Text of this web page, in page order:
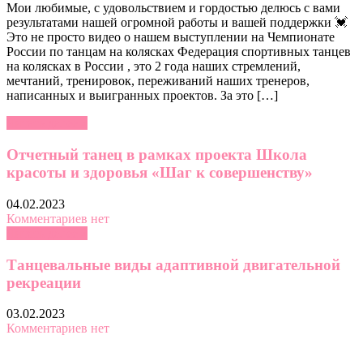
Мои любимые, с удовольствием и гордостью делюсь с вами
результатами нашей огромной работы и вашей поддержки 💓
Это не просто видео о нашем выступлении на Чемпионате
России по танцам на колясках Федерация спортивных танцев
на колясках в России , это 2 года наших стремлений,
мечтаний, тренировок, переживаний наших тренеров,
написанных и выигранных проектов. За это […]
Отчетный танец в рамках проекта Школа
красоты и здоровья «Шаг к совершенству»
04.02.2023
Комментариев нет
Танцевальные виды адаптивной двигательной
рекреации
03.02.2023
Комментариев нет